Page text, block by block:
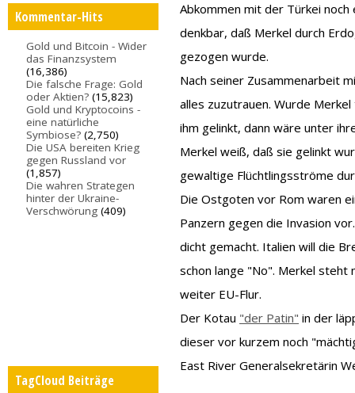
Kommentar-Hits
Gold und Bitcoin - Wider
das Finanzsystem
(16,386)
Die falsche Frage: Gold
oder Aktien? (15,823)
Gold und Kryptocoins -
eine natürliche
Symbiose? (2,750)
Die USA bereiten Krieg
gegen Russland vor
(1,857)
Die wahren Strategen
hinter der Ukraine-
Verschwörung (409)
TagCloud Beiträge
Abkommen mit der Türkei
denkbar, daß Merkel durch
gezogen wurde.
Nach seiner Zusammenarbeit
alles zuzutrauen. Wurde
ihm gelinkt, dann wäre unter
Merkel weiß, daß sie gelinkt
gewaltige Flüchtlingsströme
Die Ostgoten vor Rom waren
Panzern gegen die Invasion
dicht gemacht. Italien will die
schon lange "No". Merkel steht
weiter EU-Flur.
Der Kotau "der Patin" in der
dieser vor kurzem noch
East River Generalsekretärin